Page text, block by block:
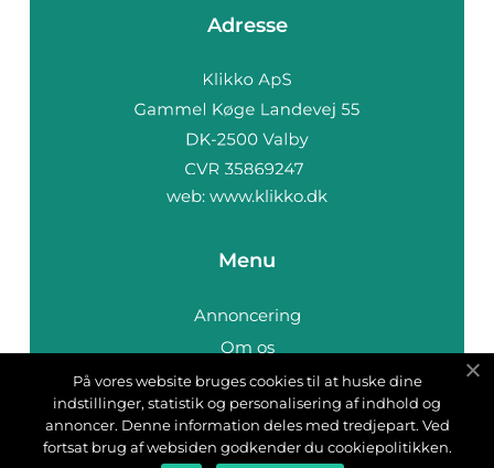
Adresse
web: www.klikko.dk
Menu
Annoncering
Om os
Cookies
Kontakt os
Sitemap
På vores website bruges cookies til at huske dine
indstillinger, statistik og personalisering af indhold og
annoncer. Denne information deles med tredjepart. Ved
fortsat brug af websiden godkender du cookiepolitikken.